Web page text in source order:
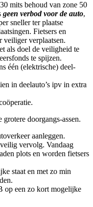
mits behoud van zone 50
geen verbodvoor de auto,
sneller ter plaatse
Fietsers en
veiliger verplaatsen.
als doel de veiligheid te
te spijzen.
één (elektrische) deel-
in deelauto’s ipv in extra
doorgangs-assen.
aanleggen.
vervolg. Vandaag
plots en worden fietsers
staat en met zo min
op een zo kort mogelijke